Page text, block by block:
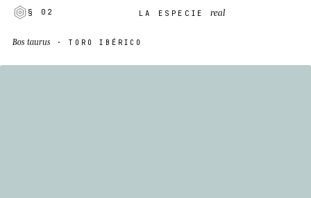
§ 02 LA ESPECIE real
Bos taurus · TORO IBÉRICO